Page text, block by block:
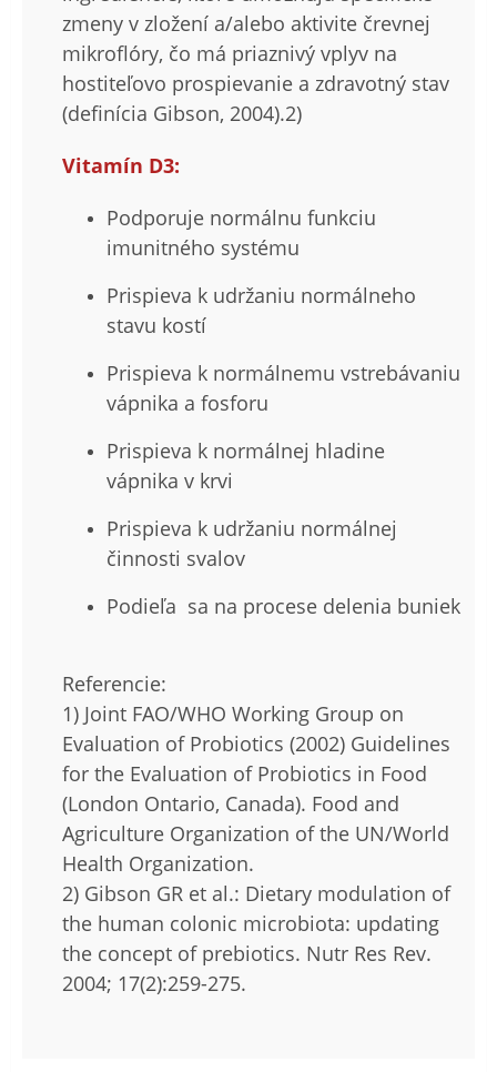
zmeny v zložení a/alebo aktivite črevnej
mikroflóry, čo má priaznivý vplyv na
hostiteľovo prospievanie a zdravotný stav
(definícia Gibson, 2004).2)
Vitamín D3:
Podporuje normálnu funkciu
imunitného systému
Prispieva k udržaniu normálneho
stavu kostí
Prispieva k normálnemu vstrebávaniu
vápnika a fosforu
Prispieva k normálnej hladine
vápnika v krvi
Prispieva k udržaniu normálnej
činnosti svalov
Podieľa sa na procese delenia buniek
Referencie:
1) Joint FAO/WHO Working Group on
Evaluation of Probiotics (2002) Guidelines
for the Evaluation of Probiotics in Food
(London Ontario, Canada). Food and
Agriculture Organization of the UN/World
Health Organization.
2) Gibson GR et al.: Dietary modulation of
the human colonic microbiota: updating
the concept of prebiotics. Nutr Res Rev.
2004; 17(2):259-275.